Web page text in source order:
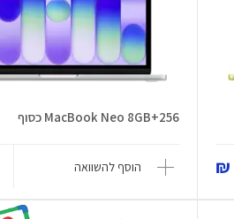
MacBook Neo 8GB+256 כסוף
הוסף להשוואה